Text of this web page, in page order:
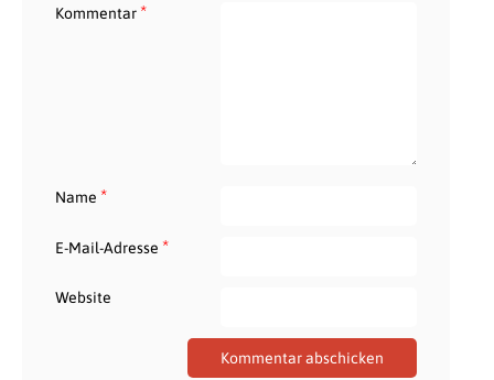
Kommentar*
Name *
E-Mail-Adresse *
Website